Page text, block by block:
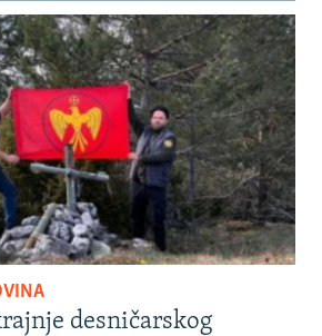
desničarskog